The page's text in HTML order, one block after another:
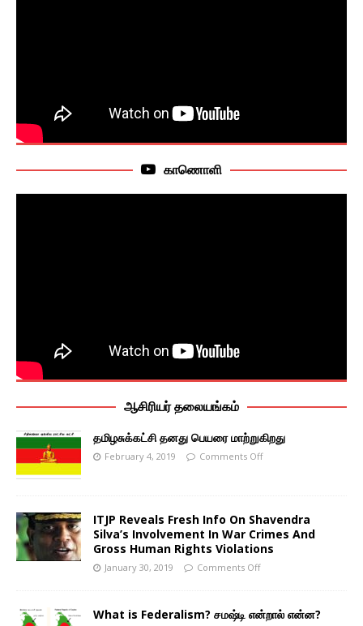
காணொளி
ஆசிரியர் தலையங்கம்
தமிழசுக்கட்சி தனது பெயரை மாற்றுகிறது
February 4, 2019 Comments Off
ITJP Reveals Fresh Info On Shavendra
Silva’s Involvement In War Crimes And
Gross Human Rights Violations
January 30, 2019 Comments Off
What is Federalism? சமஷ்டி என்றால் என்ன?